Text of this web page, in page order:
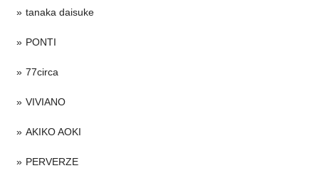
tanaka daisuke
PONTI
77circa
VIVIANO
AKIKO AOKI
PERVERZE